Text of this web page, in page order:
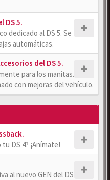
DS 5.
dedicado al DS 5. Se
automáticas.
del DS 5.
para los manitas.
con mejoras del vehículo.
DS 4? ¡Anímate!
al nuevo GEN del DS